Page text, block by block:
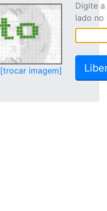
[trocar imagem]
Digite
lado no